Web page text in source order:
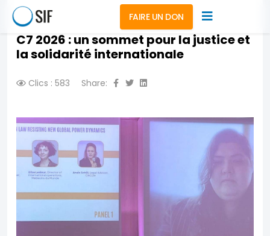
FAIRE UN DON
C7 2026 : un sommet pour la justice et
la solidarité internationale
Clics : 583 Share: